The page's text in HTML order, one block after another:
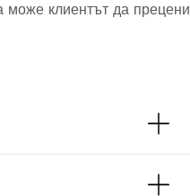
може клиентът да прецени